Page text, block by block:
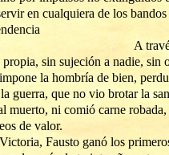
en cualquiera de los bandos
de los
sin sujeción a nadie, sin
la hombría de bien,
guerra, que no vio brotar la
muerto, ni comió carne
trofeos de valor.
los primeros reis